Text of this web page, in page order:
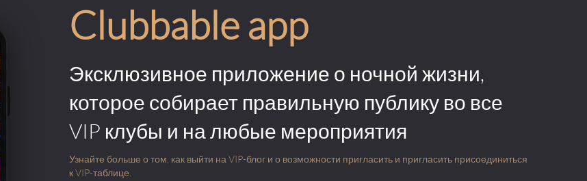
Clubbable app
Эксклюзивное приложение о ночной жизни,
которое собирает правильную публику во все
VIP клубы и на любые мероприятия
Узнайте больше о том, как выйти на VIP-блог и о возможности пригласить и пригласить присоединиться
к VIP-таблице.